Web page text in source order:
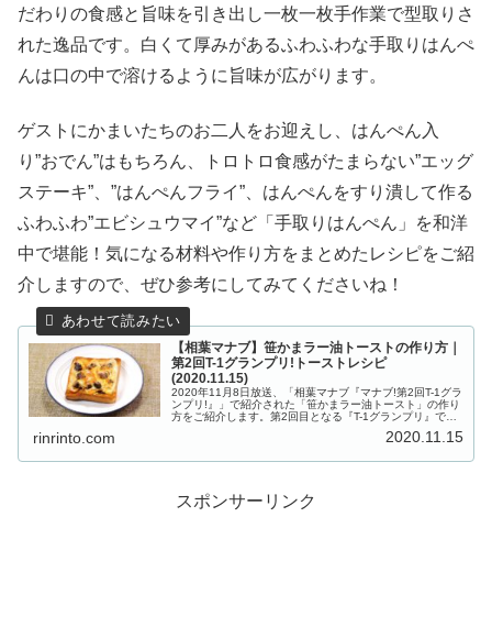
だわりの食感と旨味を引き出し一枚一枚手作業で型取りさ
れた逸品です。白くて厚みがあるふわふわな手取りはんぺ
んは口の中で溶けるように旨味が広がります。
ゲストにかまいたちのお二人をお迎えし、はんぺん入
り”おでん”はもちろん、トロトロ食感がたまらない”エッグ
ステーキ”、”はんぺんフライ”、はんぺんをすり潰して作る
ふわふわ”エビシュウマイ”など「手取りはんぺん」を和洋
中で堪能！気になる材料や作り方をまとめたレシピをご紹
介しますので、ぜひ参考にしてみてくださいね！
【相葉マナブ】笹かまラー油トーストの作り方｜
第2回T-1グランプリ!トーストレシピ
(2020.11.15)
2020年11月8日放送、「相葉マナブ『マナブ!第2回T-1グラ
ンプリ!』」で紹介された「笹かまラー油トースト」の作り
方をご紹介します。第2回目となる『T-1グランプリ』で
rinrinto.com 2020.11.15
スポンサーリンク